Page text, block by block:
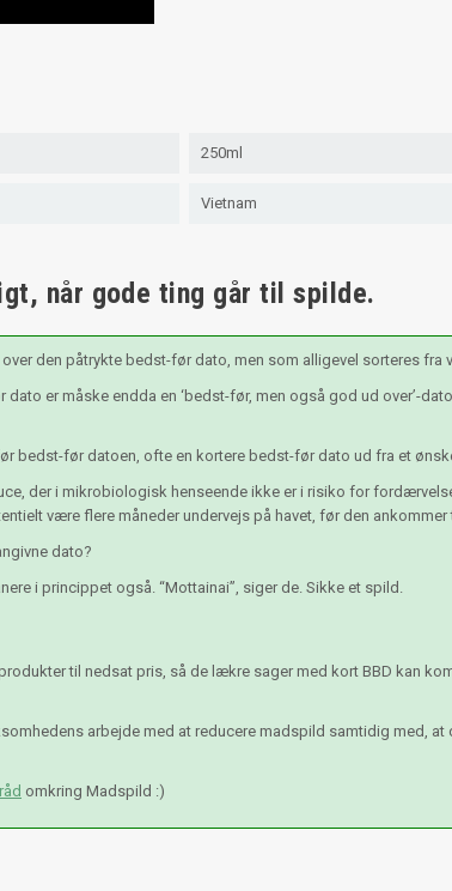
250ml
Vietnam
når gode ting går til spilde.
den påtrykte bedst-før dato, men som alligevel sorteres
er måske endda en ‘bedst-før, men også god ud over’-
bedst-før datoen, ofte en kortere bedst-før dato ud fra et
der i mikrobiologisk henseende ikke er i risiko for
være flere måneder undervejs på havet, før den ankommer
dato?
i princippet også. “Mottainai”, siger de. Sikke et spild.
til nedsat pris, så de lækre sager med kort BBD kan
arbejde med at reducere madspild samtidig med,
omkring Madspild :)